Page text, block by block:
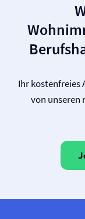
Ihr kostenfreies
von unseren